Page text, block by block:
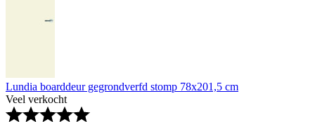
Lundia boarddeur gegrondverfd stomp 78x201,5 cm
Veel verkocht